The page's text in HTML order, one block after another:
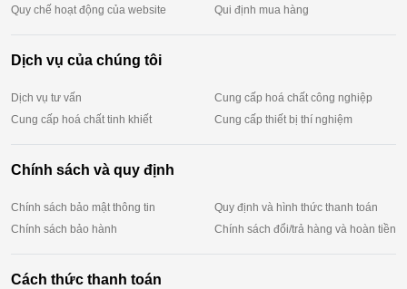
Quy chế hoạt động của website
Qui định mua hàng
Dịch vụ của chúng tôi
Dịch vụ tư vấn
Cung cấp hoá chất công nghiệp
Cung cấp hoá chất tinh khiết
Cung cấp thiết bị thí nghiệm
Chính sách và quy định
Chính sách bảo mật thông tin
Quy định và hình thức thanh toán
Chính sách bảo hành
Chính sách đổi/trả hàng và hoàn tiền
Cách thức thanh toán